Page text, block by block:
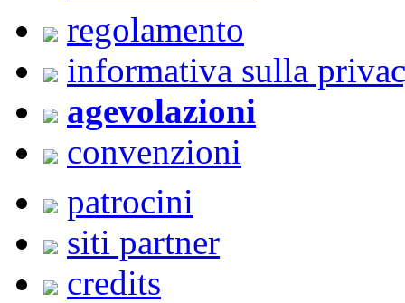
regolamento
informativa sulla
agevolazioni
convenzioni
patrocini
siti partner
credits